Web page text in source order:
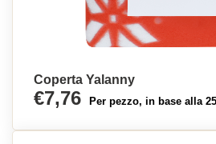
Coperta Yalanny
€7,76 Per pezzo, in base alla